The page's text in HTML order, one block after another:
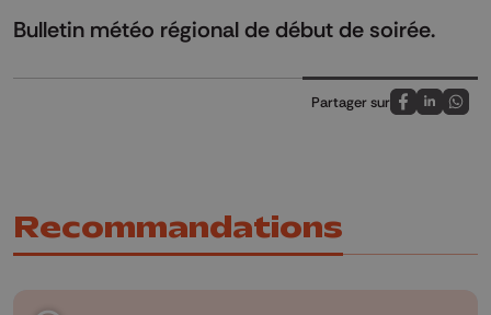
Bulletin météo régional de début de soirée.
Partager sur
Partagez sur
Partagez
Recommandations